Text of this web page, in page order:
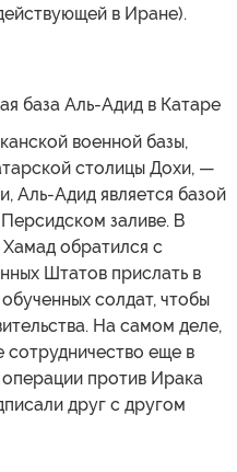
в Иране).
военной базы,
столицы Дохи, —
Аль-Адид является базой
заливе. В
обратился с
Штатов прислать в
солдат, чтобы
На самом деле,
еще в
против Ирака
друг с другом